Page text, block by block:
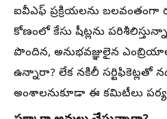
ఐవీఎఫ్ ప్రక్రియలను బలవంతంగా
కోణంలో కేసు షీట్లను
పొందిన, అనుభవజ్ఞులైన
ఉన్నారా? లేక నకిలీ సర్టిఫికెట్లతో
అంశాలనుకూడా ఈ కమిటీలు